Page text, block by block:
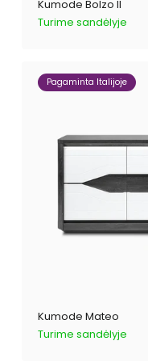
Kumode Bolzo II
Turime sandėlyje
Pagaminta Italijoje
Kumode Mateo
Turime sandėlyje